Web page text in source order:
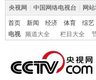
央视网 中国网络电视台 网
首页 新闻 经济 体育 综艺
电视
频道大全 栏目大全